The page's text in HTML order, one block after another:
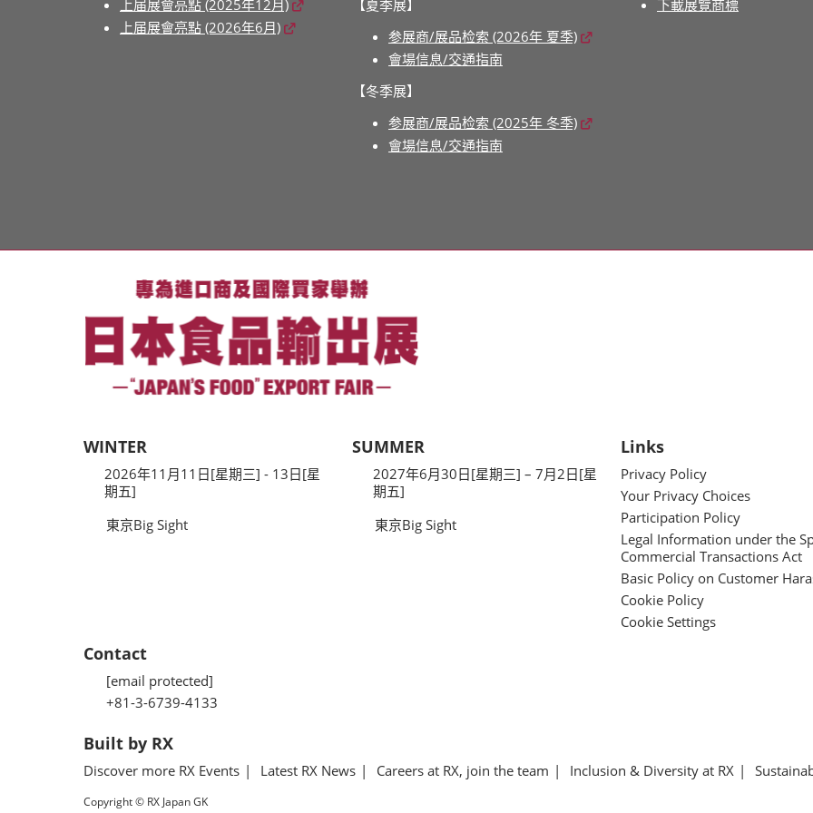
上届展會亮點 (2025年12月)
上届展會亮點 (2026年6月)
【夏季展】
参展商/展品检索 (2026年 夏季)
會場信息/交通指南
【冬季展】
参展商/展品检索 (2025年 冬季)
會場信息/交通指南
下載展覽商標
WINTER
2026年11月11日[星期三] - 13日[星
期五]
東京Big Sight
SUMMER
2027年6月30日[星期三] – 7月2日[星
期五]
東京Big Sight
Links
Privacy Policy
Your Privacy Choices
Participation Policy
Legal Information under the
Commercial Transactions Act
Basic Policy on Customer
Cookie Policy
Cookie Settings
Contact
[email protected]
+81-3-6739-4133
Built by RX
Discover more RX Events Latest RX News Careers at RX, join the team Inclusion & Diversity at RX
Copyright © RX Japan GK